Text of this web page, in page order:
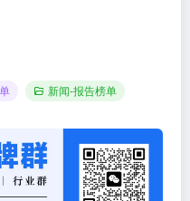
新闻-报告榜单